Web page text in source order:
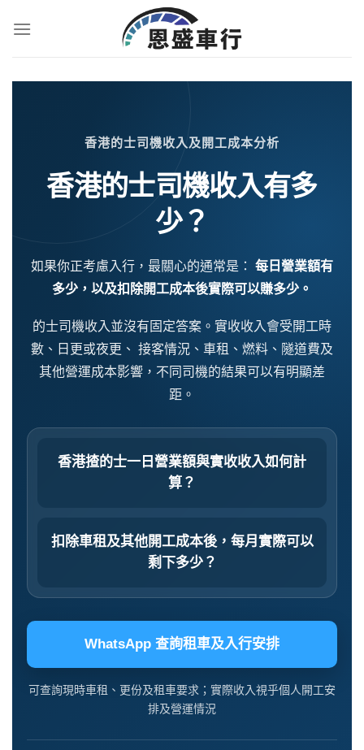
香港的士司機收入及開工成本分析
香港的士司機收入有多
少？
如果你正考慮入行，最關心的通常是： 每日營業額有
多少，以及扣除開工成本後實際可以賺多少。
的士司機收入並沒有固定答案。實收收入會受開工時
數、日更或夜更、 接客情況、車租、燃料、隧道費及
其他營運成本影響，不同司機的結果可以有明顯差
距。
香港揸的士一日營業額與實收收入如何計
算？
扣除車租及其他開工成本後，每月實際可以
剩下多少？
WhatsApp 查詢租車及入行安排
可查詢現時車租、更份及租車要求；實際收入視乎個人開工安
排及營運情況